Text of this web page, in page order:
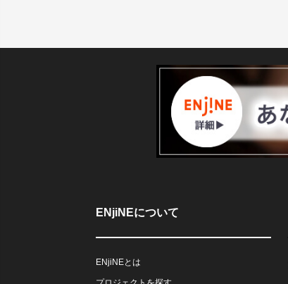
ENjiNEについて
ENjiNEとは